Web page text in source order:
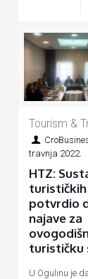
Tourism &
travnja 2022.
HTZ:
turističkih
potvrdio
najave za
turističku
U Ogulinu je